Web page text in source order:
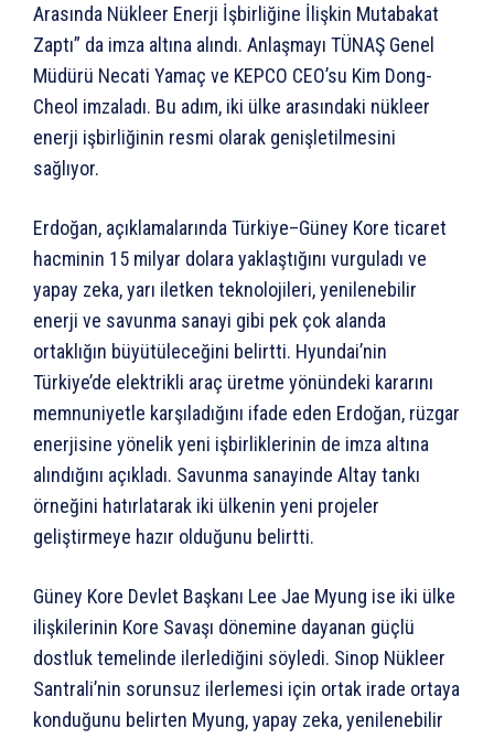
Arasında Nükleer Enerji İşbirliğine İlişkin Mutabakat
Zaptı” da imza altına alındı. Anlaşmayı TÜNAŞ Genel
Müdürü Necati Yamaç ve KEPCO CEO’su Kim Dong-
Cheol imzaladı. Bu adım, iki ülke arasındaki nükleer
enerji işbirliğinin resmi olarak genişletilmesini
sağlıyor.
Erdoğan, açıklamalarında Türkiye–Güney Kore ticaret
hacminin 15 milyar dolara yaklaştığını vurguladı ve
yapay zeka, yarı iletken teknolojileri, yenilenebilir
enerji ve savunma sanayi gibi pek çok alanda
ortaklığın büyütüleceğini belirtti. Hyundai’nin
Türkiye’de elektrikli araç üretme yönündeki kararını
memnuniyetle karşıladığını ifade eden Erdoğan, rüzgar
enerjisine yönelik yeni işbirliklerinin de imza altına
alındığını açıkladı. Savunma sanayinde Altay tankı
örneğini hatırlatarak iki ülkenin yeni projeler
geliştirmeye hazır olduğunu belirtti.
Güney Kore Devlet Başkanı Lee Jae Myung ise iki ülke
ilişkilerinin Kore Savaşı dönemine dayanan güçlü
dostluk temelinde ilerlediğini söyledi. Sinop Nükleer
Santrali’nin sorunsuz ilerlemesi için ortak irade ortaya
konduğunu belirten Myung, yapay zeka, yenilenebilir